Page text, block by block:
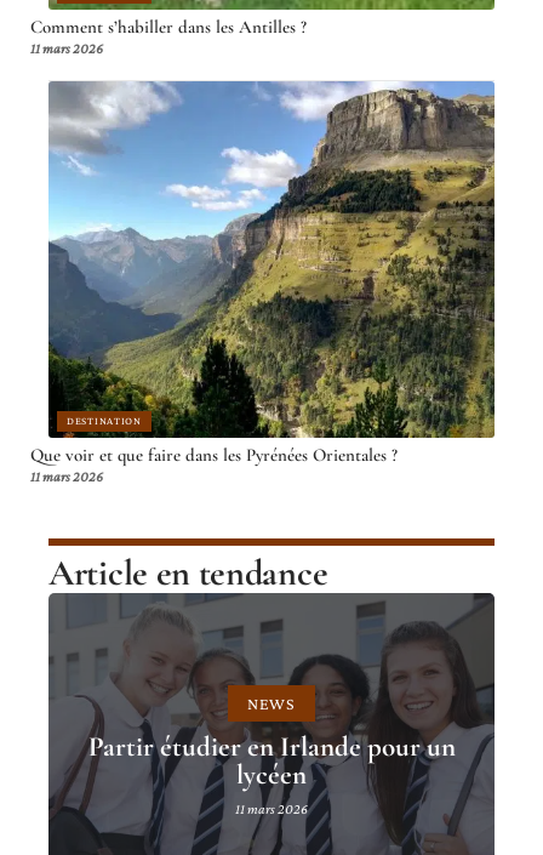
Comment s’habiller dans les Antilles ?
11 mars 2026
DESTINATION
Que voir et que faire dans les Pyrénées Orientales ?
11 mars 2026
Article en tendance
NEWS
Partir étudier en Irlande pour un
lycéen
11 mars 2026